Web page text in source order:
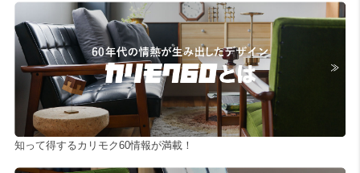
知って得するカリモク60情報が満載！